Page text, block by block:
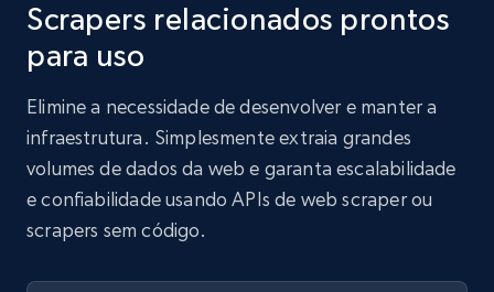
Scrapers relacionados prontos
para uso
Elimine a necessidade de desenvolver e manter a
infraestrutura. Simplesmente extraia grandes
volumes de dados da web e garanta escalabilidade
e confiabilidade usando APIs de web scraper ou
scrapers sem código.